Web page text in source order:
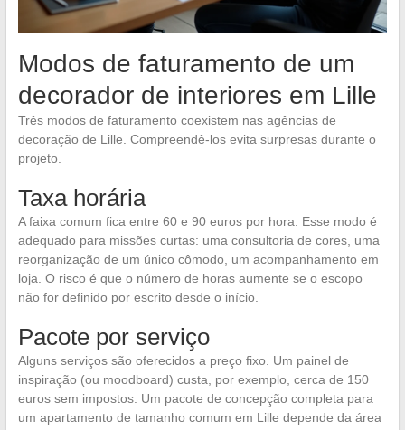
Modos de faturamento de um
decorador de interiores em Lille
Três modos de faturamento coexistem nas agências de
decoração de Lille. Compreendê-los evita surpresas durante o
projeto.
Taxa horária
A faixa comum fica entre 60 e 90 euros por hora. Esse modo é
adequado para missões curtas: uma consultoria de cores, uma
reorganização de um único cômodo, um acompanhamento em
loja. O risco é que o número de horas aumente se o escopo
não for definido por escrito desde o início.
Pacote por serviço
Alguns serviços são oferecidos a preço fixo. Um painel de
inspiração (ou moodboard) custa, por exemplo, cerca de 150
euros sem impostos. Um pacote de concepção completa para
um apartamento de tamanho comum em Lille depende da área